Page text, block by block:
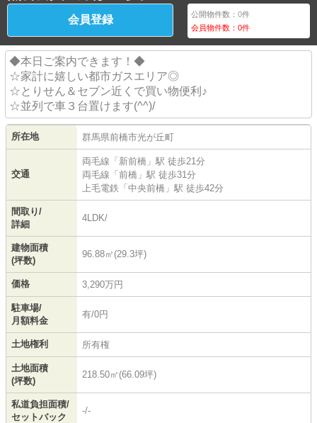
会員登録 公開物件数：0件
会員物件数：0件
◆本日ご案内できます！◆
☆家計に嬉しい都市ガスエリア◎
☆とりせん＆セブン近くで買い物便利♪
☆並列で車３台置けます(^^)/
所在地 群馬県前橋市光が丘町
交通
両毛線 「 新前橋 」駅 徒歩21分
両毛線 「 前橋 」駅 徒歩31分
上毛電鉄 「 中央前橋 」駅 徒歩42分
間取り/
詳細
4LDK/
建物面積
(坪数)
96.88㎡(29.3坪)
価格 3,290万円
駐車場/
月額料金
有/0円
土地権利 所有権
土地面積
(坪数)
218.50㎡(66.09坪)
私道負担面積/
セットバック
-/-